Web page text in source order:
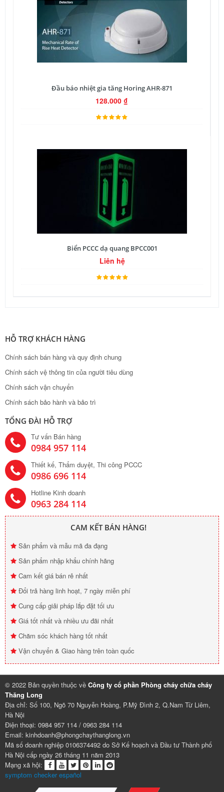
Đầu báo nhiệt gia tăng Horing AHR-871
128.000 ₫
Biển PCCC dạ quang BPCC001
Liên hệ
HỖ TRỢ KHÁCH HÀNG
Chính sách bán hàng và quy định chung
Chính sách vệ thông tin của người tiêu dùng
Chính sách vận chuyển
Chính sách bảo hành và bảo trì
TỔNG ĐÀI HỖ TRỢ
Tư vấn Bán hàng
0984 957 114
Thiết kế, Thẩm duyệt, Thi công PCCC
0986 696 114
Hotline Kinh doanh
0963 284 114
CAM KẾT BÁN HÀNG!
Sản phẩm và mẫu mã đa đạng
Sản phẩm nhập khẩu chính hãng
Cam kết giá bán rẻ nhất
Đổi trả hàng linh hoạt, 7 ngày miễn phí
Cung cấp giải pháp lắp đặt tối ưu
Giá tốt nhất và nhiều ưu đãi nhất
Chăm sóc khách hàng tốt nhất
Vận chuyển & Giao hàng trên toàn quốc
© 2022 Bản quyền thuộc về Công ty cổ phần Phòng cháy chữa cháy
Thăng Long
Địa chỉ: Số 100, Ngõ 70 Nguyễn Hoàng, P.Mỹ Đình 2, Q.Nam Từ Liêm,
Hà Nội
Điện thoại: 0984 957 114 / 0963 284 114
Email: kinhdoanh@phongchaythanglong.vn
Mã số doanh nghiệp 0106374492 do Sở Kế hoạch và Đầu tư Thành phố
Hà Nội cấp ngày 26 tháng 11 năm 2013
Mạng xã hội:
symptom checker español